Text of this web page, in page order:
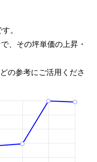
。
、その坪単価の上昇・
の参考にご活用くださ